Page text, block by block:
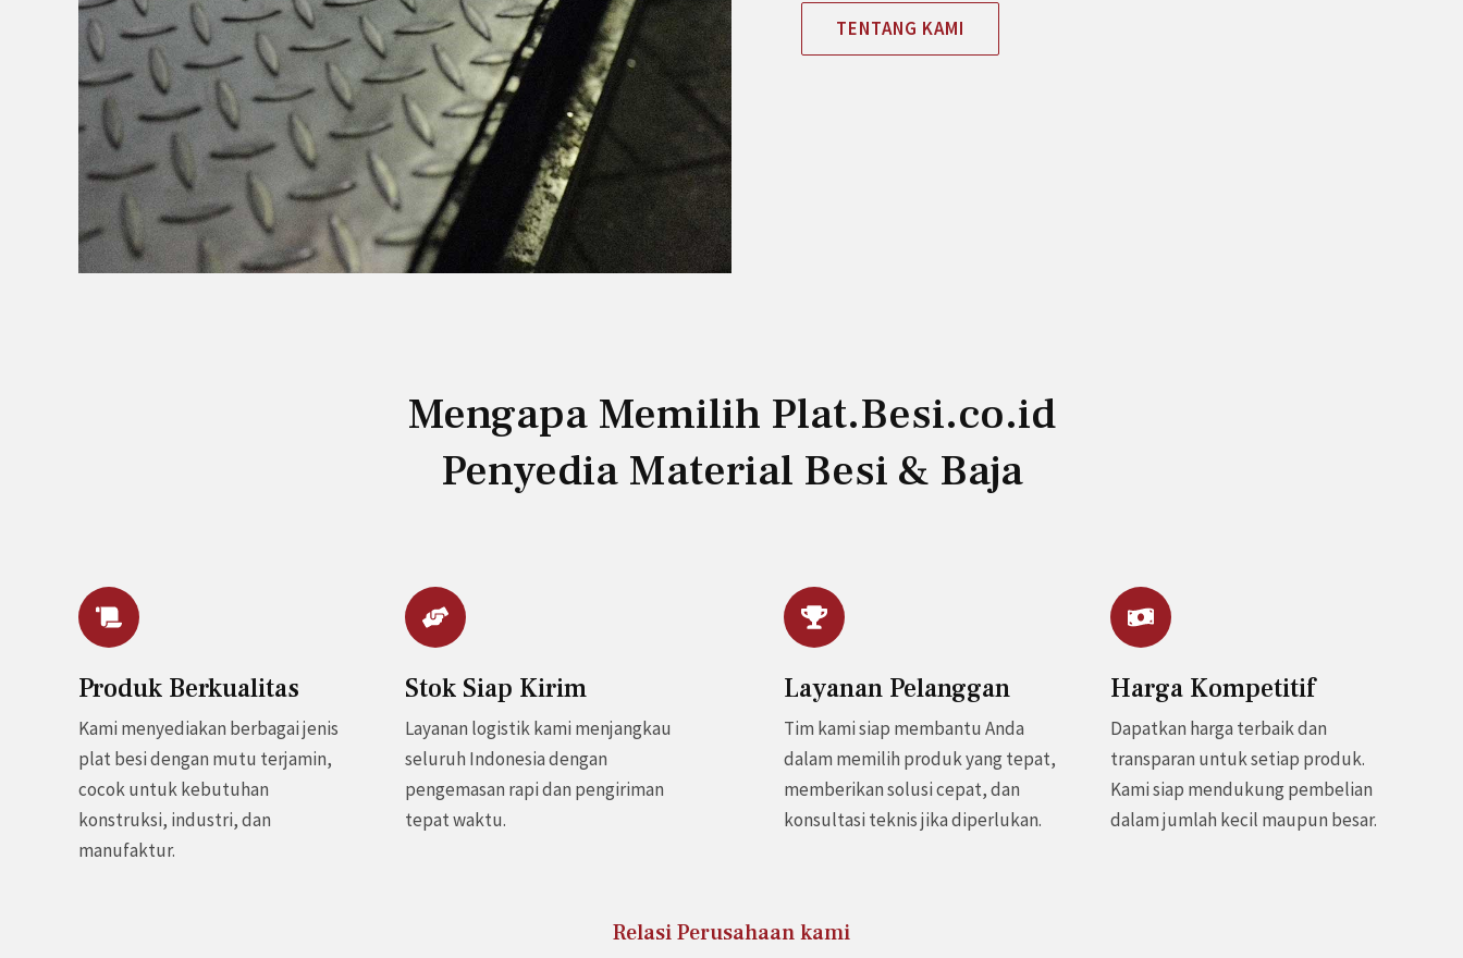
TENTANG KAMI
Mengapa Memilih Plat.Besi.co.id
Penyedia Material Besi & Baja
Produk Berkualitas
Kami menyediakan berbagai jenis
plat besi dengan mutu terjamin,
cocok untuk kebutuhan
konstruksi, industri, dan
manufaktur.
Stok Siap Kirim
Layanan logistik kami menjangkau
seluruh Indonesia dengan
pengemasan rapi dan pengiriman
tepat waktu.
Layanan Pelanggan
Tim kami siap membantu Anda
dalam memilih produk yang tepat,
memberikan solusi cepat, dan
konsultasi teknis jika diperlukan.
Harga Kompetitif
Dapatkan harga terbaik dan
transparan untuk setiap produk.
Kami siap mendukung pembelian
dalam jumlah kecil maupun besar.
Relasi Perusahaan kami